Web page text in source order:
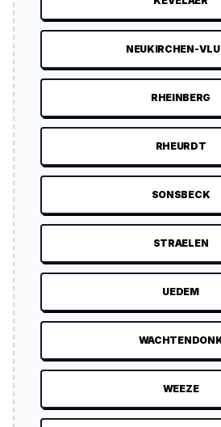
NEUKIRCHEN-
RHEINBERG
RHEURDT
SONSBECK
STRAELEN
UEDEM
WEEZE